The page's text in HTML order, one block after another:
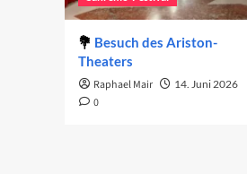
Besuch des Ariston-
Theaters
Raphael Mair 14. Juni 2026
0